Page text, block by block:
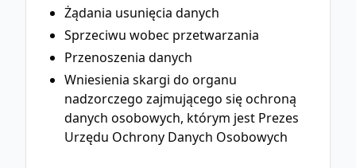
Żądania usunięcia danych
Sprzeciwu wobec przetwarzania
Przenoszenia danych
Wniesienia skargi do organu
nadzorczego zajmującego się ochroną
danych osobowych, którym jest Prezes
Urzędu Ochrony Danych Osobowych